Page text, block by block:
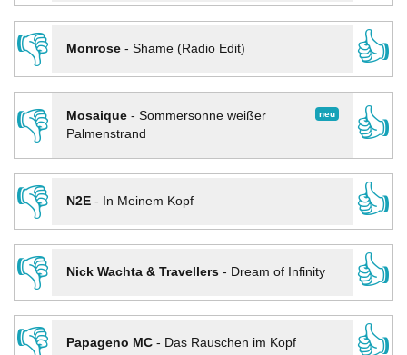
👎
Monrose- Shame (Radio Edit)
👍
👎
neu
Mosaique- Sommersonne weißer
Palmenstrand
👍
👎
N2E- In Meinem Kopf
👍
👎
Nick Wachta & Travellers- Dream of Infinity
👍
👎
Papageno MC- Das Rauschen im Kopf
👍